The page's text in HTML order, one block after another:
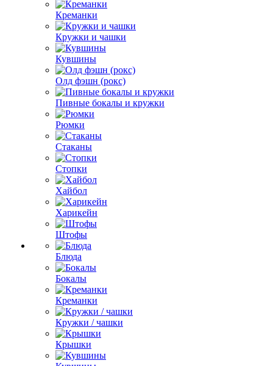
Креманки
Кружки и чашки
Кувшины
Олд фэшн (рокс)
Пивные бокалы и кружки
Рюмки
Стаканы
Стопки
Хайбол
Харикейн
Штофы
Блюда
Бокалы
Креманки
Кружки / чашки
Крышки